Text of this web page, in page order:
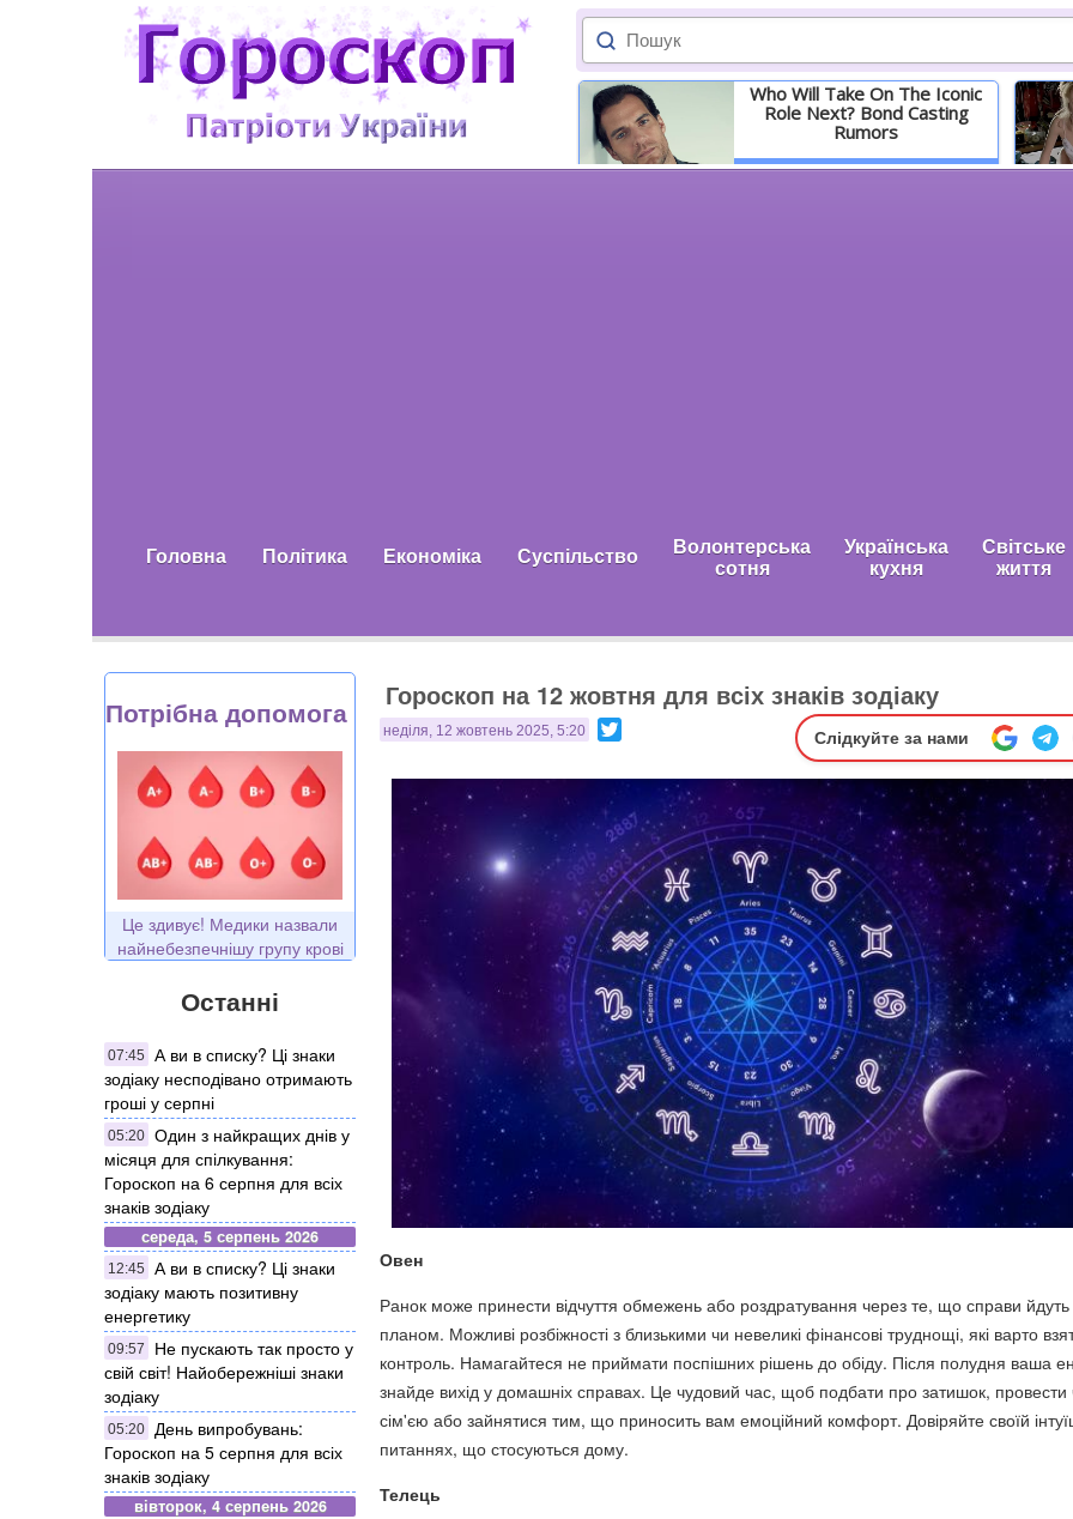
Who Will Take On The Iconic
Role Next? Bond Casting
Rumors
Детальніше
Головна Політика Економіка Суспільство Волонтерська
сотня
Українська
кухня
Світське
життя
Потрібна допомога
Це здивує! Медики назвали
найнебезпечнішу групу крові
Останні
07:45
А ви в списку? Ці знаки
зодіаку несподівано отримають
гроші у серпні
05:20 Один з найкращих днів у
місяця для спілкування:
Гороскоп на 6 серпня для всіх
знаків зодіаку
середа, 5 серпень 2026
12:45
А ви в списку? Ці знаки
зодіаку мають позитивну
енергетику
09:57
Не пускають так просто у
свій світ! Найобережніші знаки
зодіаку
05:20 День випробувань:
Гороскоп на 5 серпня для всіх
знаків зодіаку
вівторок, 4 серпень 2026
Гороскоп на 12 жовтня для всіх знаків зодіаку
неділя, 12 жовтень 2025, 5:20 Слідкуйте за нами
Овен
Ранок може принести відчуття обмежень або роздратування через те, що справи
планом. Можливі розбіжності з близькими чи невеликі фінансові труднощі, які варто
контроль. Намагайтеся не приймати поспішних рішень до обіду. Після полудня ваша
знайде вихід у домашніх справах. Це чудовий час, щоб подбати про затишок, провести
сім'єю або зайнятися тим, що приносить вам емоційний комфорт. Довіряйте своїй
питаннях, що стосуються дому.
Телець